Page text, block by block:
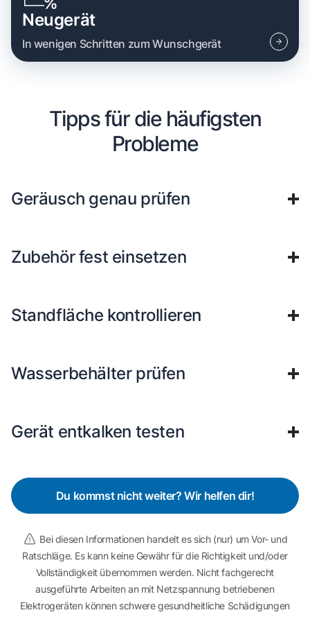
Neugerät
In wenigen Schritten zum Wunschgerät
Tipps für die häufigsten
Probleme
Geräusch genau prüfen
Zubehör fest einsetzen
Standfläche kontrollieren
Wasserbehälter prüfen
Gerät entkalken testen
Du kommst nicht weiter? Wir helfen dir!
Bei diesen Informationen handelt es sich (nur) um Vor- und
Ratschläge. Es kann keine Gewähr für die Richtigkeit und/oder
Vollständigkeit übernommen werden. Nicht fachgerecht
ausgeführte Arbeiten an mit Netzspannung betriebenen
Elektrogeräten können schwere gesundheitliche Schädigungen